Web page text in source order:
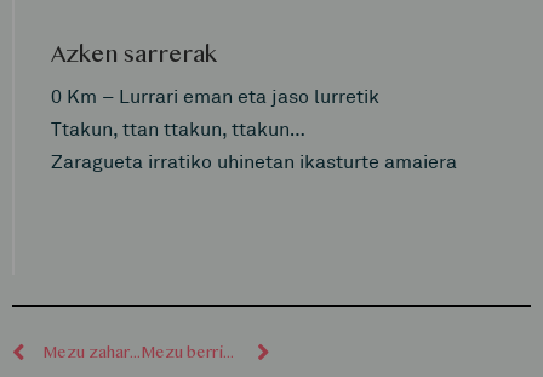
Azken sarrerak
0 Km – Lurrari eman eta jaso lurretik
Ttakun, ttan ttakun, ttakun…
Zaragueta irratiko uhinetan ikasturte amaiera
Mezu zaharragoak Mezu berriagoak